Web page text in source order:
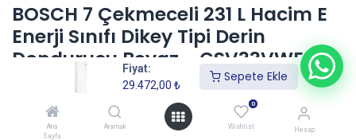
Fiyat:
29.472,00 ₺
Sepete Ekle
Ana
Sayfa
Aramak
0
Wishlist Hesap
BOSCH 7 Çekmeceli 231 L Hacim E
Enerji Sınıfı Dikey Tipi Derin
Dondurucu Beyaz - GSV33VWE0N
(0 incele)
29.472,00